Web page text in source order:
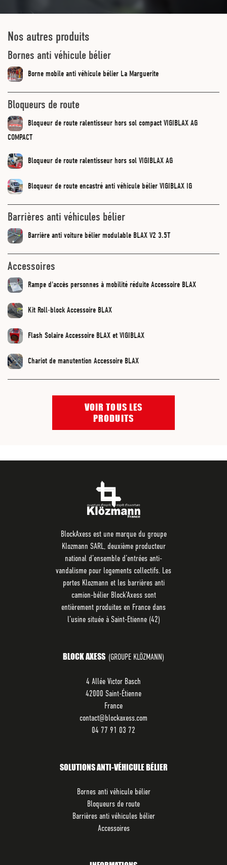
Nos autres produits
Bornes anti véhicule bélier
Borne mobile anti véhicule bélier La Marguerite
Bloqueurs de route
Bloqueur de route ralentisseur hors sol compact VIGIBLAX AG
COMPACT
Bloqueur de route ralentisseur hors sol VIGIBLAX AG
Bloqueur de route encastré anti véhicule bélier VIGIBLAX IG
Barrières anti véhicules bélier
Barrière anti voiture bélier modulable BLAX V2 3.5T
Accessoires
Rampe d'accès personnes à mobilité réduite Accessoire BLAX
Kit Roll-block Accessoire BLAX
Flash Solaire Accessoire BLAX et VIGIBLAX
Chariot de manutention Accessoire BLAX
VOIR TOUS LES
PRODUITS
BlockAxess est une marque du groupe
Klozmann SARL, deuxième producteur
national d’ensemble d’entrées anti-
vandalisme pour logements collectifs. Les
portes Klozmann et les barrières anti
camion-bélier Block’Axess sont
entièrement produites en France dans
l’usine située à Saint-Etienne (42)
BLOCK AXESS (GROUPE KLÖZMANN)
4 Allée Victor Basch
42000 Saint-Étienne
France
contact@blockaxess.com
04 77 91 03 72
SOLUTIONS ANTI-VÉHICULE BÉLIER
Bornes anti véhicule bélier
Bloqueurs de route
Barrières anti véhicules bélier
Accessoires